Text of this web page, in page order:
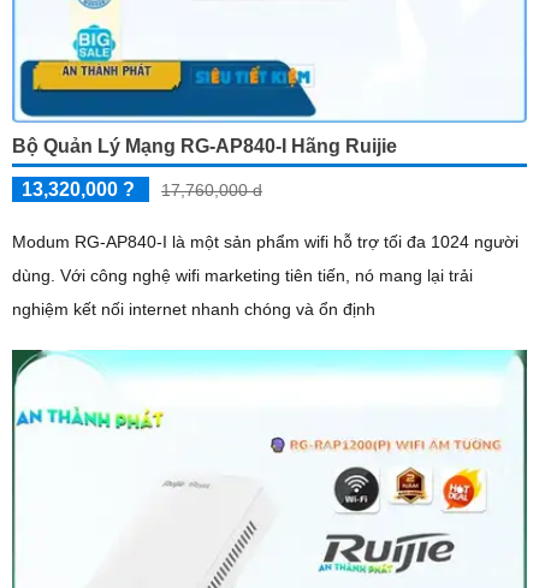
Bộ Quản Lý Mạng RG-AP840-I Hãng Ruijie
13,320,000 ? 17,760,000 d
Modum RG-AP840-I là một sản phẩm wifi hỗ trợ tối đa 1024 người
dùng. Với công nghệ wifi marketing tiên tiến, nó mang lại trải
nghiệm kết nối internet nhanh chóng và ổn định